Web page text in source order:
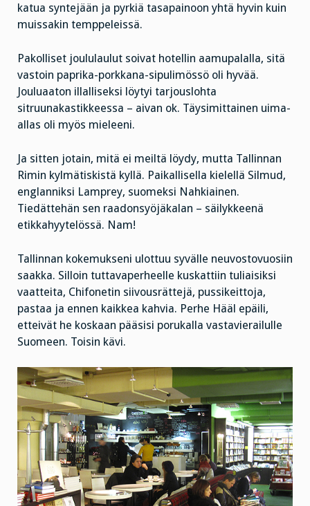
katua syntejään ja pyrkiä tasapainoon yhtä hyvin kuin
muissakin temppeleissä.
Pakolliset joululaulut soivat hotellin aamupalalla, sitä
vastoin paprika-porkkana-sipulimössö oli hyvää.
Jouluaaton illalliseksi löytyi tarjouslohta
sitruunakastikkeessa – aivan ok. Täysimittainen uima-
allas oli myös mieleeni.
Ja sitten jotain, mitä ei meiltä löydy, mutta Tallinnan
Rimin kylmätiskistä kyllä. Paikallisella kielellä Silmud,
englanniksi Lamprey, suomeksi Nahkiainen.
Tiedättehän sen raadonsyöjäkalan – säilykkeenä
etikkahyytelössä. Nam!
Tallinnan kokemukseni ulottuu syvälle neuvostovuosiin
saakka. Silloin tuttavaperheelle kuskattiin tuliaisiksi
vaatteita, Chifonetin siivousrättejä, pussikeittoja,
pastaa ja ennen kaikkea kahvia. Perhe Hääl epäili,
etteivät he koskaan pääsisi porukalla vastavierailulle
Suomeen. Toisin kävi.